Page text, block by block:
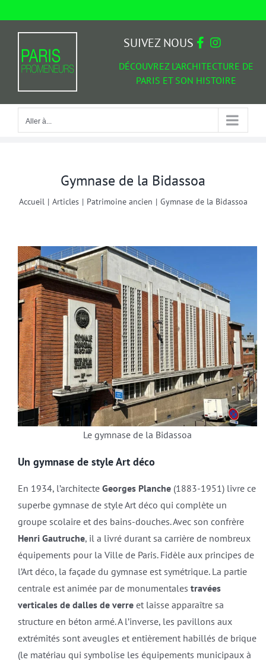
Aller à...
DÉCOUVREZ L'ARCHITECTURE DE
PARIS ET SON HISTOIRE
SUIVEZ NOUS
Aller à...
Gymnase de la Bidassoa
Accueil | Articles | Patrimoine ancien | Gymnase de la Bidassoa
Le gymnase de la Bidassoa
Un gymnase de style Art déco
En 1934, l’architecte Georges Planche(1883-1951) livre ce
superbe gymnase de style Art déco qui complète un
groupe scolaire et des bains-douches. Avec son confrère
Henri Gautruche, il a livré durant sa carrière de nombreux
équipements pour la Ville de Paris. Fidèle aux principes de
l’Art déco, la façade du gymnase est symétrique. La partie
centrale est animée par de monumentales travées
verticales de dalles de verreet laisse apparaître sa
structure en béton armé. A l’inverse, les pavillons aux
extrémités sont aveugles et entièrement habillés de brique
(le matériau qui symbolise les équipements municipaux à